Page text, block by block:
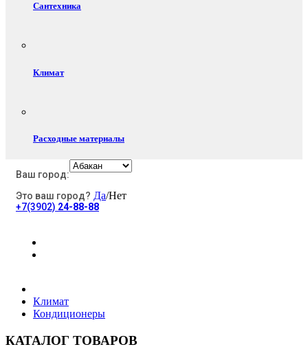
Сантехника
Климат
Расходные материалы
Электротовары
Хозяйственные товары
Ваш город:
Это ваш город? Да/Нет
+7(3902) 24-88-88
Климат
Кондиционеры
КАТАЛОГ ТОВАРОВ